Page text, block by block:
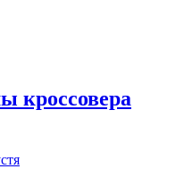
кроссовера